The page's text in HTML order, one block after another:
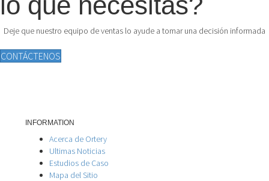
Deje que nuestro equipo de ventas lo ayude a tomar una decisión informada
CONTÁCTENOS
INFORMATION
Acerca de Ortery
Ultimas Noticias
Estudios de Caso
Mapa del Sitio